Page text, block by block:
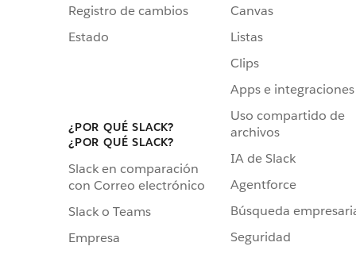
Registro de cambios
Estado
¿POR QUÉ SLACK?
¿POR QUÉ SLACK?
Slack en comparación
con Correo electrónico
Slack o Teams
Empresa
Canvas
Listas
Clips
Apps e integraciones
Uso compartido de
archivos
IA de Slack
Agentforce
Búsqueda
Seguridad